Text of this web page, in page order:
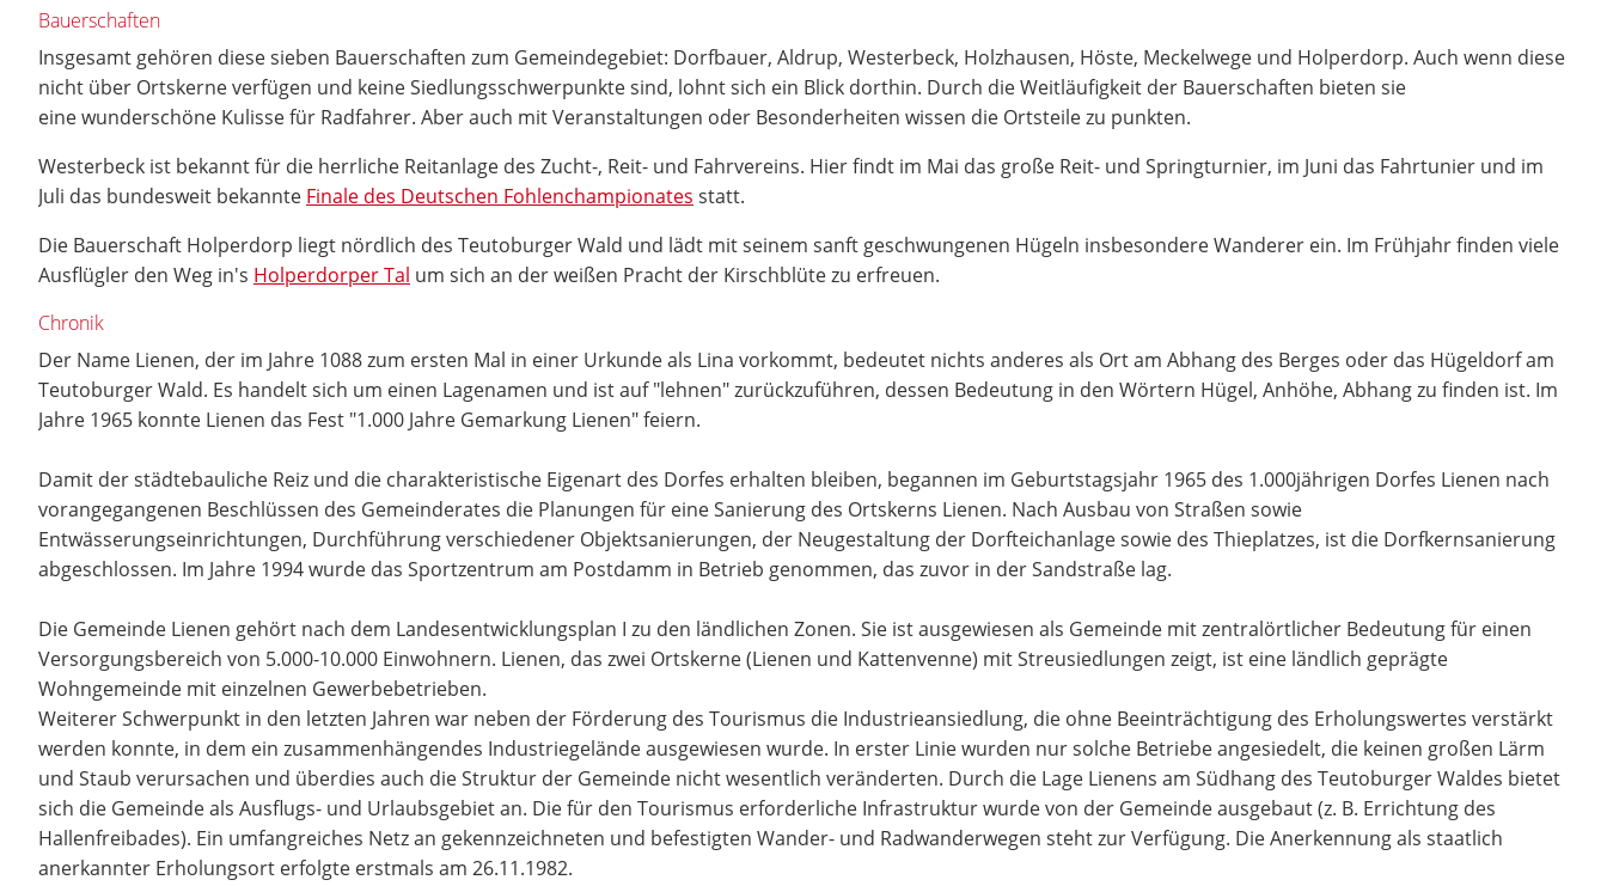
Bauerschaften
Insgesamt gehören diese sieben Bauerschaften zum Gemeindegebiet: Dorfbauer, Aldrup, Westerbeck, Holzhausen, Höste, Meckelwege und Holperdorp. Auch wenn diese
nicht über Ortskerne verfügen und keine Siedlungsschwerpunkte sind, lohnt sich ein Blick dorthin. Durch die Weitläufigkeit der Bauerschaften bieten sie
eine wunderschöne Kulisse für Radfahrer. Aber auch mit Veranstaltungen oder Besonderheiten wissen die Ortsteile zu punkten.
Westerbeck ist bekannt für die herrliche Reitanlage des Zucht-, Reit- und Fahrvereins. Hier findt im Mai das große Reit- und Springturnier, im Juni das Fahrtunier und im
Juli das bundesweit bekannte Finale des Deutschen Fohlenchampionates statt.
Die Bauerschaft Holperdorp liegt nördlich des Teutoburger Wald und lädt mit seinem sanft geschwungenen Hügeln insbesondere Wanderer ein. Im Frühjahr finden viele
Ausflügler den Weg in's Holperdorper Tal um sich an der weißen Pracht der Kirschblüte zu erfreuen.
Chronik
Der Name Lienen, der im Jahre 1088 zum ersten Mal in einer Urkunde als Lina vorkommt, bedeutet nichts anderes als Ort am Abhang des Berges oder das Hügeldorf am
Teutoburger Wald. Es handelt sich um einen Lagenamen und ist auf "lehnen" zurückzuführen, dessen Bedeutung in den Wörtern Hügel, Anhöhe, Abhang zu finden ist. Im
Jahre 1965 konnte Lienen das Fest "1.000 Jahre Gemarkung Lienen" feiern.
Damit der städtebauliche Reiz und die charakteristische Eigenart des Dorfes erhalten bleiben, begannen im Geburtstagsjahr 1965 des 1.000jährigen Dorfes Lienen nach
vorangegangenen Beschlüssen des Gemeinderates die Planungen für eine Sanierung des Ortskerns Lienen. Nach Ausbau von Straßen sowie
Entwässerungseinrichtungen, Durchführung verschiedener Objektsanierungen, der Neugestaltung der Dorfteichanlage sowie des Thieplatzes, ist die Dorfkernsanierung
abgeschlossen. Im Jahre 1994 wurde das Sportzentrum am Postdamm in Betrieb genommen, das zuvor in der Sandstraße lag.
Die Gemeinde Lienen gehört nach dem Landesentwicklungsplan I zu den ländlichen Zonen. Sie ist ausgewiesen als Gemeinde mit zentralörtlicher Bedeutung für einen
Versorgungsbereich von 5.000-10.000 Einwohnern. Lienen, das zwei Ortskerne (Lienen und Kattenvenne) mit Streusiedlungen zeigt, ist eine ländlich geprägte
Wohngemeinde mit einzelnen Gewerbebetrieben.
Weiterer Schwerpunkt in den letzten Jahren war neben der Förderung des Tourismus die Industrieansiedlung, die ohne Beeinträchtigung des Erholungswertes verstärkt
werden konnte, in dem ein zusammenhängendes Industriegelände ausgewiesen wurde. In erster Linie wurden nur solche Betriebe angesiedelt, die keinen großen Lärm
und Staub verursachen und überdies auch die Struktur der Gemeinde nicht wesentlich veränderten. Durch die Lage Lienens am Südhang des Teutoburger Waldes bietet
sich die Gemeinde als Ausflugs- und Urlaubsgebiet an. Die für den Tourismus erforderliche Infrastruktur wurde von der Gemeinde ausgebaut (z. B. Errichtung des
Hallenfreibades). Ein umfangreiches Netz an gekennzeichneten und befestigten Wander- und Radwanderwegen steht zur Verfügung. Die Anerkennung als staatlich
anerkannter Erholungsort erfolgte erstmals am 26.11.1982.